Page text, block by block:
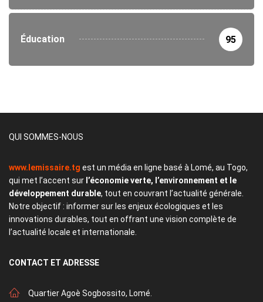
Éducation 95
QUI SOMMES-NOUS
www.lemissaire.tg est un média en ligne basé à Lomé, au Togo,
qui met l’accent sur l’économie verte, l’environnement et le
développement durable, tout en couvrant l’actualité générale.
Notre objectif : informer sur les enjeux écologiques et les
innovations durables, tout en offrant une vision complète de
l’actualité locale et internationale.
CONTACT ET ADRESSE
Quartier Agoè Sogbossito, Lomé.